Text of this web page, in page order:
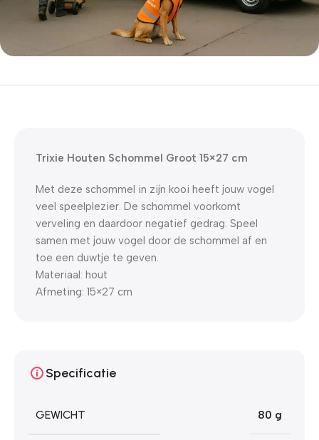
5% korting met code
Trixie Houten Schommel Groot 15×27 cm
Met deze schommel in zijn kooi heeft jouw vogel
veel speelplezier. De schommel voorkomt
verveling en daardoor negatief gedrag. Speel
samen met jouw vogel door de schommel af en
toe een duwtje te geven.
Materiaal: hout
Afmeting: 15×27 cm
Specificatie
GEWICHT 80 g